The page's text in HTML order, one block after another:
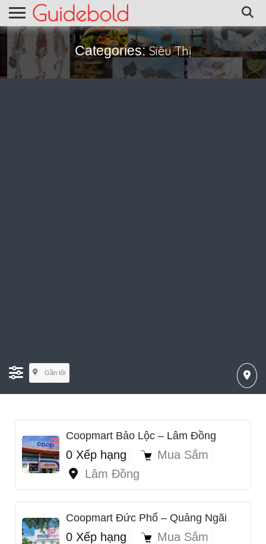
Categories:Siêu Thị
Gần tôi
Coopmart Bảo Lộc – Lâm Đồng
0 Xếp hạng
Mua Sắm
Lâm Đồng
Coopmart Đức Phổ – Quảng Ngãi
0 Xếp hạng
Mua Sắm